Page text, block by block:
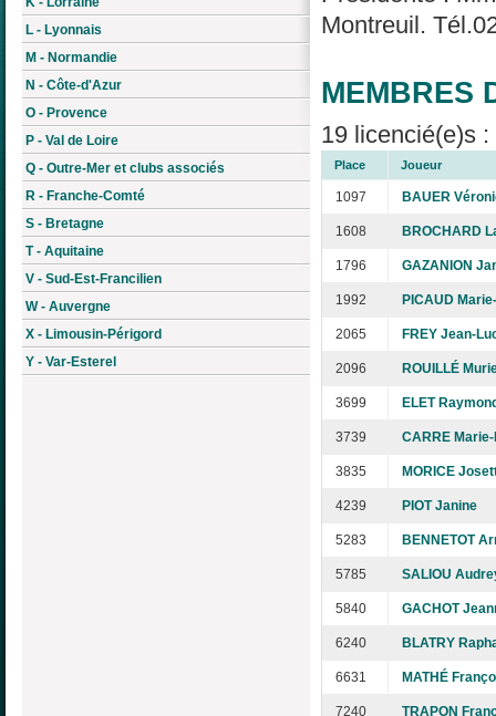
L - Lyonnais
M - Normandie
N - Côte-d'Azur
O - Provence
P - Val de Loire
Q - Outre-Mer et clubs associés
R - Franche-Comté
S - Bretagne
T - Aquitaine
V - Sud-Est-Francilien
W - Auvergne
X - Limousin-Périgord
Y - Var-Esterel
Montreuil.
MEMBRES
19 licencié(e)s
Place Joueur
1097 BAUER
1608 BROCHARD
1796 GAZANION
1992 PICAUD
2065 FREY Jean-
2096 ROUILLÉ
3699 ELET
3739 CARRE
3835 MORICE
4239 PIOT Janine
5283 BENNETOT
5785 SALIOU
5840 GACHOT
6240 BLATRY
6631 MATHÉ
7240 TRAPON